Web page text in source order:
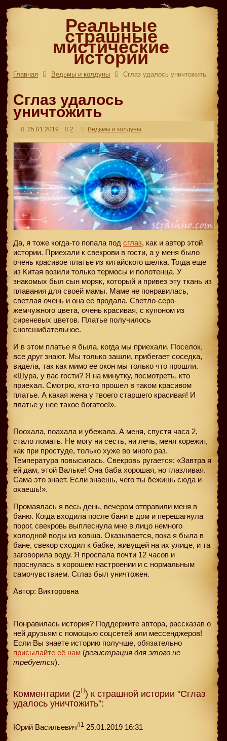
Реальные
страшные
мистические
истории
Главная Ведьмы и колдуны Сглаз удалось уничтожить
Сглаз удалось
уничтожить
25.01.2019 2 Ведьмы и колдуны
Да, я тоже когда-то попала под сглаз, как и автор этой
истории. Приехали к свекрови в гости, а у меня было
очень красивое платье из китайского шелка. Тогда еще
из Китая возили только термосы и полотенца. У
знакомых был сын моряк, который и привез эту ткань из
плавания для своей мамы. Маме не понравилась,
светлая очень и она ее продала. Светло-серо-
жемчужного цвета, очень красивая, с купоном из
сиреневых цветов. Платье получилось
сногсшибательное.
И в этом платье я была, когда мы приехали. Поселок,
все друг знают. Мы только зашли, прибегает соседка,
видела, так как мимо ее окон мы только что прошли.
«Шура, у вас гости? Я на минутку, посмотреть, кто
приехал. Смотрю, кто-то прошел в таком красивом
платье. А какая жена у твоего старшего красивая! И
платье у нее такое богатое!».
Поохала, поахала и убежала. А меня, спустя часа 2,
стало ломать. Не могу ни сесть, ни лечь, меня корежит,
как при простуде, только хуже во много раз.
Температура повысилась. Свекровь ругается: «Завтра я
ей дам, этой Вальке! Она баба хорошая, но глазливая.
Сама это знает. Если знаешь, чего ты бежишь сюда и
охаешь!».
Промаялась я весь день, вечером отправили меня в
баню. Когда входила после бани в дом и перешагнула
порог, свекровь выплеснула мне в лицо немного
холодной воды из ковша. Оказывается, пока я была в
бане, свекор сходил к бабке, живущей на их улице, и та
заговорила воду. Я проспала почти 12 часов и
проснулась в хорошем настроении и с нормальным
самочувствием. Сглаз был уничтожен.
Автор: Викторовна
Понравилась история? Поддержите автора, рассказав о
ней друзьям с помощью соцсетей или мессенджеров!
Если Вы знаете историю получше, обязательно
присылайте её нам (регистрация для этого не
требуется).
Комментарии (2 ) к страшной истории "Сглаз
удалось уничтожить":
Юрий Васильевич#1 25.01.2019 16:31